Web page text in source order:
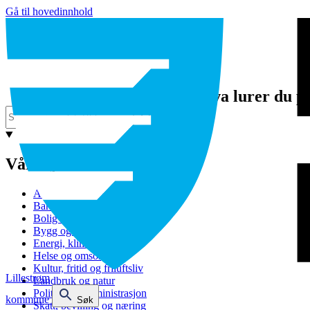
Gå til hovedinnhold
Lillestrøm
kommune
Søk
Hva lurer du
Våre tjenester
Avfall og gjenvinning
Barnehage
Bolig og sosiale tjenester
Bygg og eiendom
Energi, klima og miljø
Helse og omsorg
Kultur, fritid og friluftsliv
Landbruk og natur
Politikk og administrasjon
Skatt, bevilling og næring